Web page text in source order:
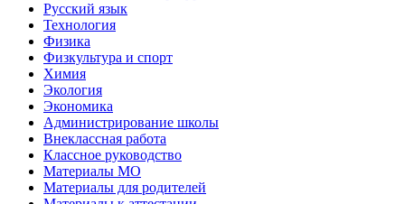
Русский язык
Технология
Физика
Физкультура и спорт
Химия
Экология
Экономика
Администрирование школы
Внеклассная работа
Классное руководство
Материалы МО
Материалы для родителей